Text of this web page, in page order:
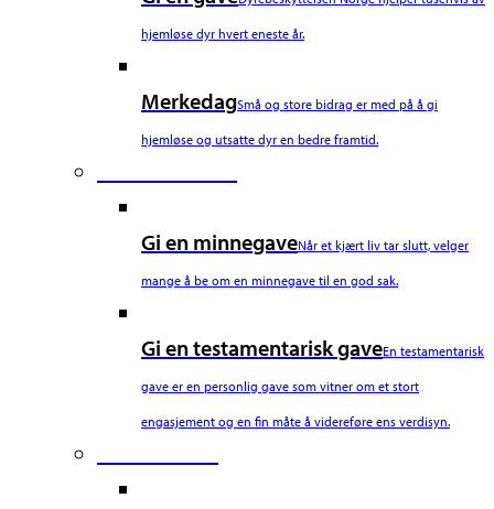
hjemløse dyr hvert eneste år.
MerkedagSmå og store bidrag er med på å gi
hjemløse og utsatte dyr en bedre framtid.
Gi en minnegaveNår et kjært liv tar slutt, velger
mange å be om en minnegave til en god sak.
Gi en testamentarisk gaveEn testamentarisk
gave er en personlig gave som vitner om et stort
engasjement og en fin måte å videreføre ens verdisyn.